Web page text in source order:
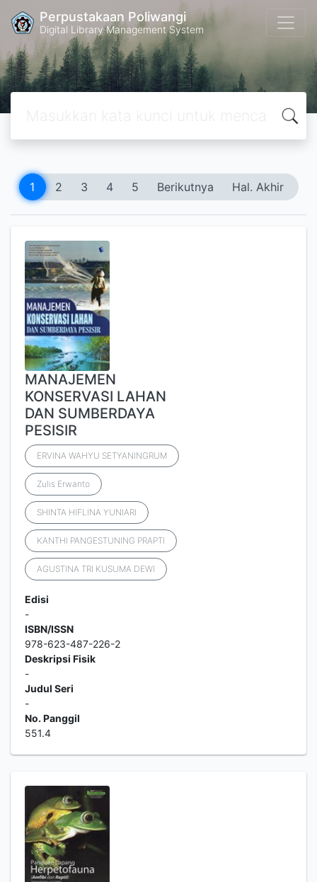
Perpustakaan Poliwangi
Digital Library Management System
1 2 3 4 5 Berikutnya Hal. Akhir
MANAJEMEN
KONSERVASI LAHAN
DAN SUMBERDAYA
PESISIR
ERVINA WAHYU SETYANINGRUM
Zulis Erwanto
SHINTA HIFLINA YUNIARI
KANTHI PANGESTUNING PRAPTI
AGUSTINA TRI KUSUMA DEWI
Edisi
-
ISBN/ISSN
978-623-487-226-2
Deskripsi Fisik
-
Judul Seri
-
No. Panggil
551.4